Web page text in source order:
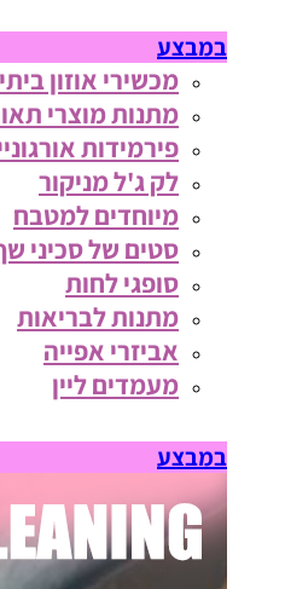
במבצע
מכשירי אוזון
מתנות מוצרי
פירמידות
לק ג'ל מניקור
מיוחדים למטבח
סטים של סכיני
סופגי לחות
מתנות לבריאות
אביזרי אפייה
מעמדים ליין
במבצע